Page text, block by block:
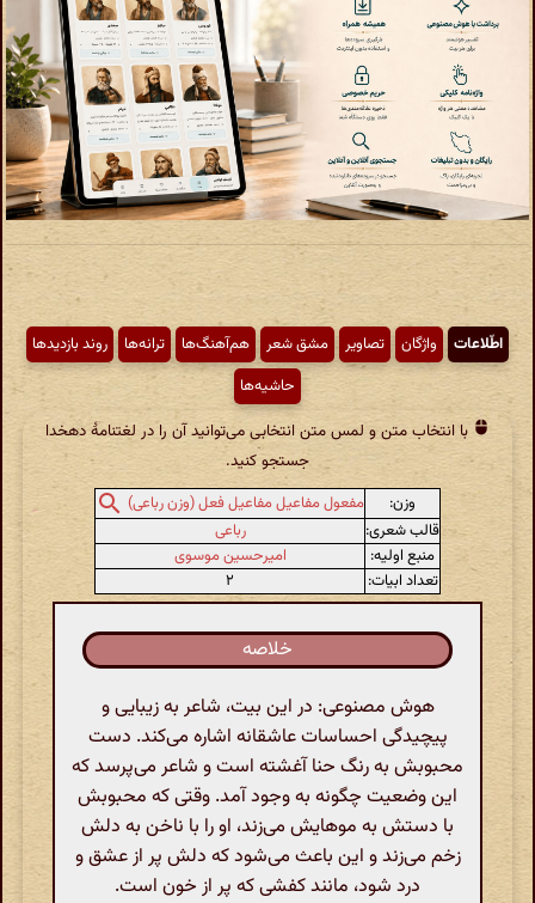
اطّلاعات واژگان تصاویر مشق شعر هم‌آهنگ‌ها ترانه‌ها
روند بازدیدها
حاشیه‌ها
با انتخاب متن و لمس متن انتخابی می‌توانید آن را در لغتنامهٔ دهخدا
جستجو کنید.
وزن:
مفعول مفاعیل مفاعیل فعل (وزن رباعی)
قالب شعری:
رباعی
منبع اولیه:
امیرحسین موسوی
تعداد ابیات:
۲
خلاصه
هوش مصنوعی: در این بیت، شاعر به زیبایی و
پیچیدگی احساسات عاشقانه اشاره می‌کند. دست
محبوبش به رنگ حنا آغشته است و شاعر می‌پرسد که
این وضعیت چگونه به وجود آمد. وقتی که محبوبش
با دستش به موهایش می‌زند، او را با ناخن به دلش
زخم می‌زند و این باعث می‌شود که دلش پر از عشق و
درد شود، مانند کفشی که پر از خون است.